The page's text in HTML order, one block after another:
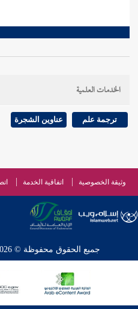
الخدمات العلمية
ترجمة علم عناوين الشجرة
وثيقة الخصوصية اتفاقية الخدمة
جميع الحقوق محفوظة © 2026 - 1998 لشبكة إسلام ويب